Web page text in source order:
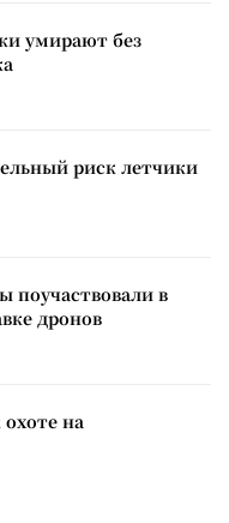
умирают без
риск летчики
поучаствовали в
дронов
на